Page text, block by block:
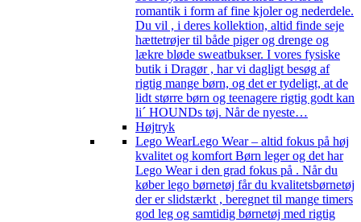
romantik i form af fine kjoler og nederdele.
Du vil , i deres kollektion, altid finde seje
hættetrøjer til både piger og drenge og
lækre bløde sweatbukser. I vores fysiske
butik i Dragør , har vi dagligt besøg af
rigtig mange børn, og det er tydeligt, at de
lidt større børn og teenagere rigtig godt kan
li´ HOUNDs tøj. Når de nyeste…
Højtryk
Lego WearLego Wear – altid fokus på høj
kvalitet og komfort Børn leger og det har
Lego Wear i den grad fokus på . Når du
køber lego børnetøj får du kvalitetsbørnetøj
der er slidstærkt , beregnet til mange timers
god leg og samtidig børnetøj med rigtig